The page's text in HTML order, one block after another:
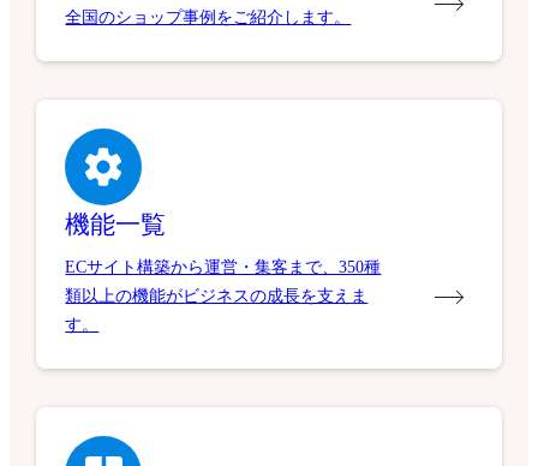
全国のショップ事例をご紹介します。
機能一覧
ECサイト構築から運営・集客まで、350種
類以上の機能がビジネスの成長を支えま
す。